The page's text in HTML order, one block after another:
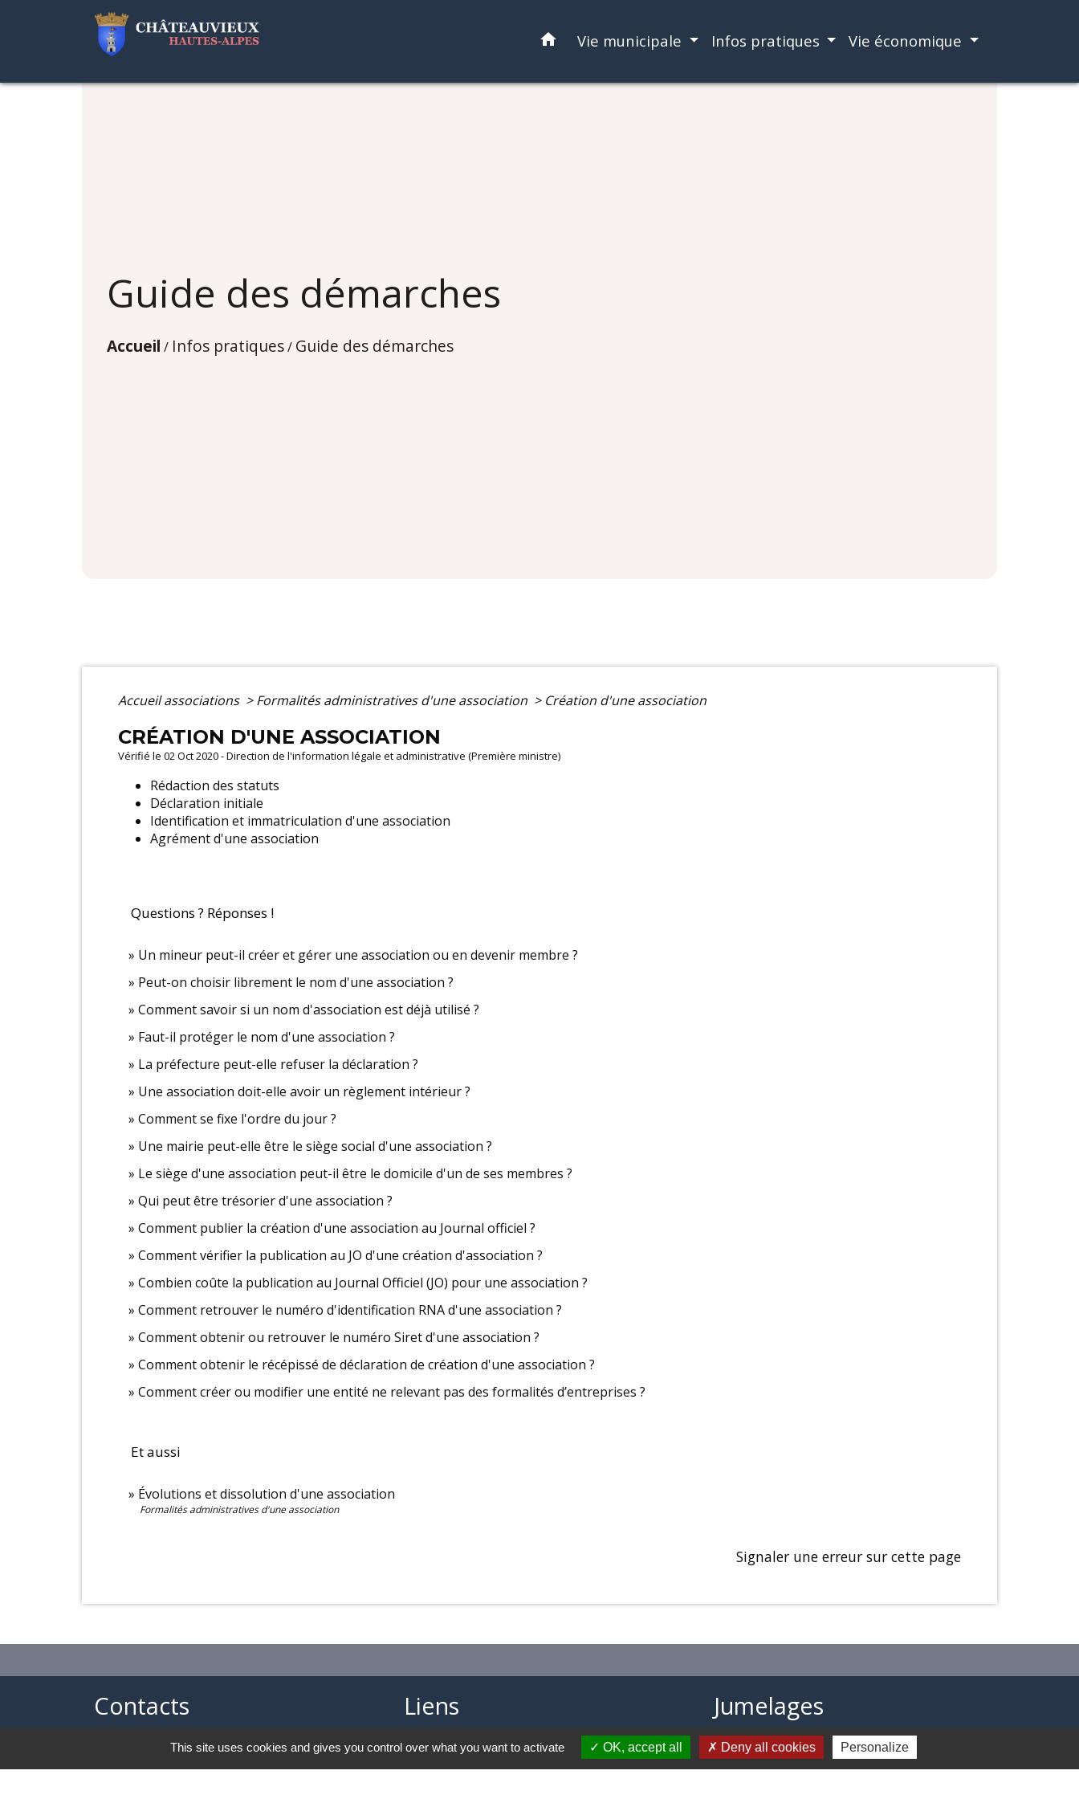
home Vie municipale Infos pratiques Vie économique
Guide des démarches
Accueil / Infos pratiques/ Guide des démarches
Accueil associations > Formalités administratives d'une association > Création d'une association
CRÉATION D'UNE ASSOCIATION
Vérifié le 02 Oct 2020 - Direction de l'information légale et administrative (Première ministre)
Rédaction des statuts
Déclaration initiale
Identification et immatriculation d'une association
Agrément d'une association
Questions ? Réponses !
Un mineur peut-il créer et gérer une association ou en devenir membre ?
Peut-on choisir librement le nom d'une association ?
Comment savoir si un nom d'association est déjà utilisé ?
Faut-il protéger le nom d'une association ?
La préfecture peut-elle refuser la déclaration ?
Une association doit-elle avoir un règlement intérieur ?
Comment se fixe l'ordre du jour ?
Une mairie peut-elle être le siège social d'une association ?
Le siège d'une association peut-il être le domicile d'un de ses membres ?
Qui peut être trésorier d'une association ?
Comment publier la création d'une association au Journal officiel ?
Comment vérifier la publication au JO d'une création d'association ?
Combien coûte la publication au Journal Officiel (JO) pour une association ?
Comment retrouver le numéro d'identification RNA d'une association ?
Comment obtenir ou retrouver le numéro Siret d'une association ?
Comment obtenir le récépissé de déclaration de création d'une association ?
Comment créer ou modifier une entité ne relevant pas des formalités d’entreprises ?
Et aussi
Évolutions et dissolution d'une association
Formalités administratives d'une association
Signaler une erreur sur cette page
Contacts
Commune de Châteauvieux
155 Espace Roger Boyer
Liens
Aide ouverture énergie
Collège Marie MARVINGT de TALLARD
Jumelages
CHÂTEAUVIEUX du Loir-et-Cher
This site uses cookies and gives you control over what you want to activate OK, accept all Deny all cookies Personalize